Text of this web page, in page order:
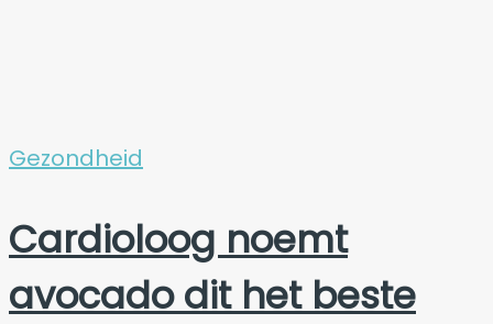
Gezondheid
Cardioloog noemt
avocado dit het beste